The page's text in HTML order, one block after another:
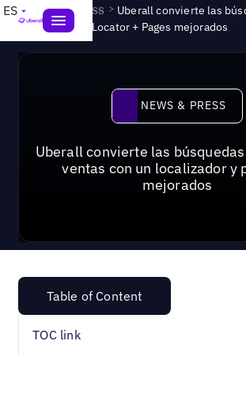
ES News & Press > Uberall convierte las
en ventas con Locator + Pages mejorados
News &
NEWS & PRESS
Uberall convierte las
ventas con un localizador y
mejorados
Table of Content
TOC link